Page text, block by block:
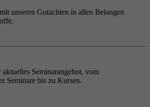
unseren Gutachten in allen Belangen
Seminarangebot, vom
Seminare bis zu Kursen.